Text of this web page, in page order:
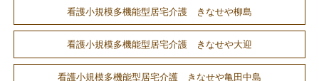
看護小規模多機能型居宅介護 きなせや柳島
看護小規模多機能型居宅介護 きなせや大迎
看護小規模多機能型居宅介護 きなせや亀田中島